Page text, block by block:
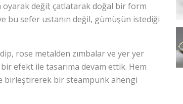
oyarak değil; çatlatarak doğal bir form
bu sefer ustanın değil, gümüşün istediği
rose metalden zımbalar ve yer yer
efekt ile tasarıma devam ettik. Hem
birleştirerek bir steampunk ahengi